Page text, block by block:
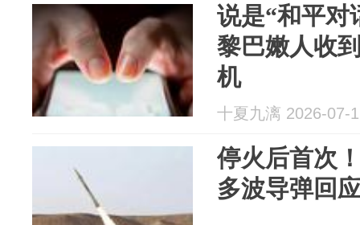
说是“和平对
黎巴嫩人收
机
十夏九漓 2026-07-
停火后首次
多波导弹回